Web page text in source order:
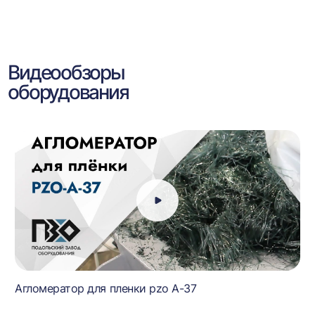
Видеообзоры
оборудования
Агломератор для пленки pzo A-37